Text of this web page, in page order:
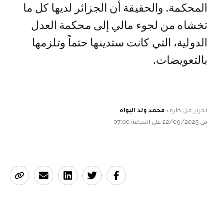
المحكمة. والحقيقة أن الجزائر لديها كل ما
تخشاه من لجوء مالي إلى محكمة العدل
الدولية، التي كانت ستدينها حتماً وتلزمها
بالتعويضات.
تحرير من طرف محمد ولد البواه
في 22/09/2025 على الساعة 07:00